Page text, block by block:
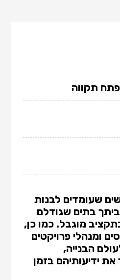
תקווה
שעומדים לבנות
בתים שגודלם
מ"ר בתקציב מוגבל. כמו כן,
ומנהלי פרויקטים
הבנייה,
את ידיעותיהם בזמן